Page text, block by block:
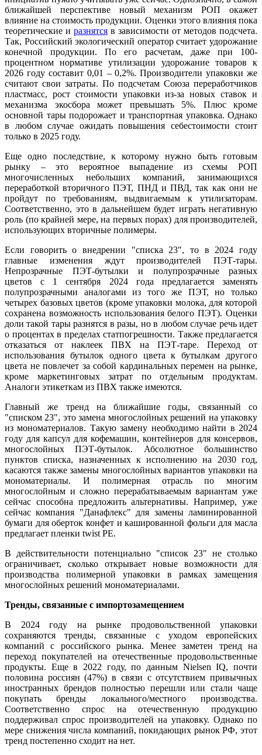
ближайшей перспективе новый механизм РОП окажет
влияние на стоимость продукции. Оценки этого влияния пока
теоретические и разнятся в зависимости от методов подсчета.
Так, Российский экологический оператор считает удорожание
конечной продукции. По его расчетам, даже при 100-
процентном нормативе утилизации удорожание товаров к
2026 году составит 0,01 – 0,2%. Производители упаковки же
считают свои затраты. По подсчетам Союза переработчиков
пластмасс, рост стоимости упаковки из-за новых ставок и
механизма экосбора может превышать 5%. Плюс кроме
основной тары подорожает и транспортная упаковка. Однако
в любом случае ожидать повышения себестоимости стоит
только в 2025 году.
Еще одно последствие, к которому нужно быть готовым
рынку – это вероятное выпадение из схемы РОП
многочисленных небольших компаний, занимающихся
переработкой вторичного ПЭТ, ПНД и ПВД, так как они не
пройдут по требованиям, выдвигаемым к утилизаторам.
Соответственно, это в дальнейшем будет играть негативную
роль (по крайней мере, на первых порах) для производителей,
использующих вторичные полимеры.
Если говорить о внедрении "списка 23", то в 2024 году
главные изменения ждут производителей ПЭТ-тары.
Непрозрачные ПЭТ-бутылки и полупрозрачные разных
цветов с 1 сентября 2024 года предлагается заменять
полупрозрачными аналогами из того же ПЭТ, но только
четырех базовых цветов (кроме упаковки молока, для которой
сохранена возможность использования белого ПЭТ). Оценки
доли такой тары разнятся в разы, но в любом случае речь идет
о процентах в пределах статпогрешности. Также предлагается
отказаться от наклеек ПВХ на ПЭТ-таре. Переход от
использования бутылок одного цвета к бутылкам другого
цвета не повлечет за собой кардинальных перемен на рынке,
кроме маркетинговых затрат по отдельным продуктам.
Аналоги этикеткам из ПВХ также имеются.
Главный же тренд на ближайшие годы, связанный со
"списком 23", это замена многослойных решений на упаковку
из мономатериалов. Такую замену необходимо найти в 2024
году для капсул для кофемашин, контейнеров для консервов,
многослойных ПЭТ-бутылок. Абсолютное большинство
пунктов списка, назначенных к исполнению на 2030 год,
касаются также замены многослойных вариантов упаковки на
мономатериалы. И полимерная отрасль по многим
многослойным и сложно перерабатываемым вариантам уже
сейчас способна предложить альтернативы. Например, уже
сейчас компания "Данафлекс" для замены ламинированной
бумаги для оберток конфет и кашированной фольги для масла
предлагает пленки twist PE.
В действительности потенциально "список 23" не столько
ограничивает, сколько открывает новые возможности для
производства полимерной упаковки в рамках замещения
многослойных решений мономатериалами.
Тренды, связанные с импортозамещением
В 2024 году на рынке продовольственной упаковки
сохраняются тренды, связанные с уходом европейских
компаний с российского рынка. Менее заметен тренд на
переход покупателей на отечественные продовольственные
продукты. Еще в 2022 году, по данным Nielsen IQ, почти
половина россиян (47%) в связи с отсутствием привычных
иностранных брендов полностью перешли или стали чаще
покупать бренды локального/местного производства.
Соответственно спрос на отечественную продукцию
поддерживал спрос производителей на упаковку. Однако по
мере снижения числа компаний, покидающих рынок РФ, этот
тренд постепенно сходит на нет.